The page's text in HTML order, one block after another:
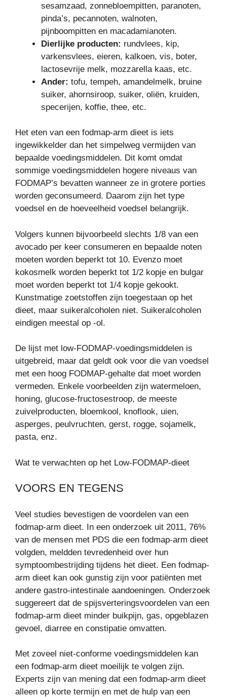
sesamzaad, zonnebloempitten, paranoten,
pinda’s, pecannoten, walnoten,
pijnboompitten en macadamianoten.
Dierlijke producten: rundvlees, kip,
varkensvlees, eieren, kalkoen, vis, boter,
lactosevrije melk, mozzarella kaas, etc.
Ander: tofu, tempeh, amandelmelk, bruine
suiker, ahornsiroop, suiker, oliën, kruiden,
specerijen, koffie, thee, etc.
Het eten van een fodmap-arm dieet is iets
ingewikkelder dan het simpelweg vermijden van
bepaalde voedingsmiddelen. Dit komt omdat
sommige voedingsmiddelen hogere niveaus van
FODMAP’s bevatten wanneer ze in grotere porties
worden geconsumeerd. Daarom zijn het type
voedsel en de hoeveelheid voedsel belangrijk.
Volgers kunnen bijvoorbeeld slechts 1/8 van een
avocado per keer consumeren en bepaalde noten
moeten worden beperkt tot 10. Evenzo moet
kokosmelk worden beperkt tot 1/2 kopje en bulgar
moet worden beperkt tot 1/4 kopje gekookt.
Kunstmatige zoetstoffen zijn toegestaan op het
dieet, maar suikeralcoholen niet. Suikeralcoholen
eindigen meestal op -ol.
De lijst met low-FODMAP-voedingsmiddelen is
uitgebreid, maar dat geldt ook voor die van voedsel
met een hoog FODMAP-gehalte dat moet worden
vermeden. Enkele voorbeelden zijn watermeloen,
honing, glucose-fructosestroop, de meeste
zuivelproducten, bloemkool, knoflook, uien,
asperges, peulvruchten, gerst, rogge, sojamelk,
pasta, enz.
Wat te verwachten op het Low-FODMAP-dieet
VOORS EN TEGENS
Veel studies bevestigen de voordelen van een
fodmap-arm dieet. In een onderzoek uit 2011, 76%
van de mensen met PDS die een fodmap-arm dieet
volgden, meldden tevredenheid over hun
symptoombestrijding tijdens het dieet. Een fodmap-
arm dieet kan ook gunstig zijn voor patiënten met
andere gastro-intestinale aandoeningen. Onderzoek
suggereert dat de spijsverteringsvoordelen van een
fodmap-arm dieet minder buikpijn, gas, opgeblazen
gevoel, diarree en constipatie omvatten.
Met zoveel niet-conforme voedingsmiddelen kan
een fodmap-arm dieet moeilijk te volgen zijn.
Experts zijn van mening dat een fodmap-arm dieet
alleen op korte termijn en met de hulp van een